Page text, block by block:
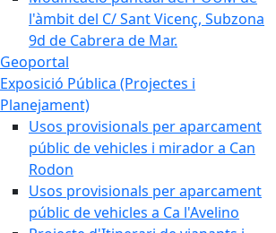
l'àmbit del C/ Sant Vicenç, Subzona
9d de Cabrera de Mar.
Geoportal
Exposició Pública (Projectes i
Planejament)
Usos provisionals per aparcament
públic de vehicles i mirador a Can
Rodon
Usos provisionals per aparcament
públic de vehicles a Ca l'Avelino